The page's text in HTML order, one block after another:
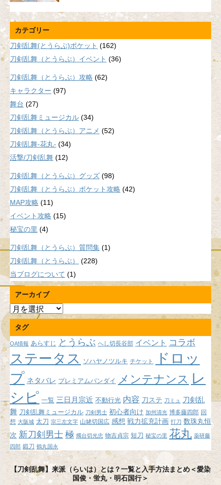
カテゴリー
刀剣乱舞(とうらぶ)ポケット (162)
刀剣乱舞（とうらぶ）イベント (36)
刀剣乱舞（とうらぶ）攻略 (62)
キャラクター (97)
舞台 (27)
刀剣乱舞ミュージカル (34)
刀剣乱舞（とうらぶ）アニメ (52)
刀剣乱舞-花丸- (34)
活撃/刀剣乱舞 (12)
刀剣乱舞（とうらぶ）グッズ (98)
刀剣乱舞（とうらぶ）ポケット攻略 (42)
MAP攻略 (11)
イベント攻略 (15)
秘宝の里 (4)
刀剣乱舞（とうらぶ）質問集 (1)
刀剣乱舞（とうらぶ）
(228)
当ブログについて (1)
アーカイブ
ア
ー
カ
イ
ブ
タグ
OA情報 あらすじ とうらぶ へし切長谷部 イベント コラボ
ステータス ソハヤノツルキ チケット
ドロッ
プ ネタバレ プレミアムバンダイ メンテナンス レ
シピ 一覧 三日月宗近 不動行光 内容 刀ステ 刀ミュ
刀剣乱
舞 刀剣乱舞ミュージカル 刀剣男士 初心者向け 加州清光 博多藤四郎 回
想 大阪城 太刀 宗三左文字 山姥切国広 感想 戦力拡充計画 打刀 数珠丸恒
次 新刀剣男士 極 燭台切光忠 物吉貞宗 短刀 秘宝の里 花丸 薬研藤
四郎 鍛刀 鶴丸国永
【刀剣乱舞】来派（らいは）とは？一覧と入手方法まとめ＜愛染
国俊・蛍丸・明石国行＞